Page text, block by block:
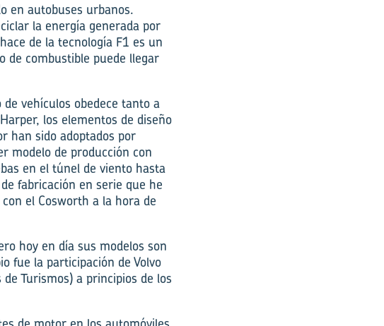
en autobuses urbanos.
la energía generada por
de la tecnología F1 es un
de combustible puede llegar
vehículos obedece tanto a
los elementos de diseño
han sido adoptados por
modelo de producción con
en el túnel de viento hasta
fabricación en serie que he
el Cosworth a la hora de
hoy en día sus modelos son
fue la participación de Volvo
Turismos) a principios de los